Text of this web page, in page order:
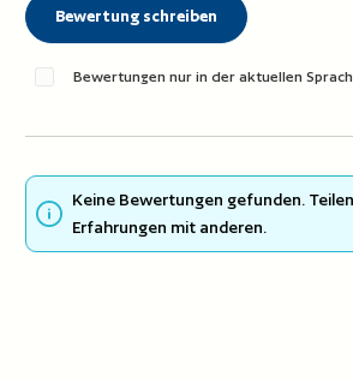
Bewertung schreiben
Bewertungen nur in der aktuellen
Keine Bewertungen gefunden.
Erfahrungen mit anderen.